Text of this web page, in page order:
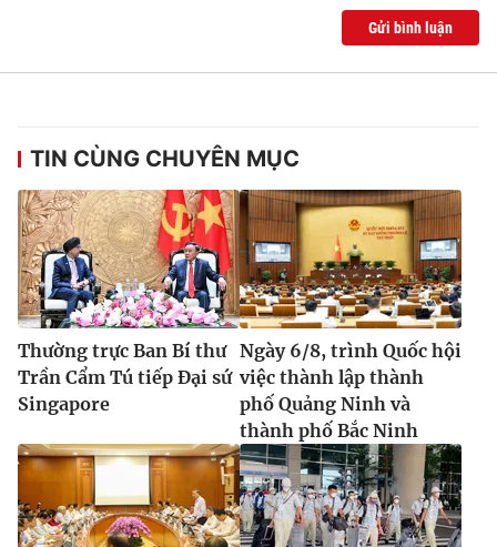
Gửi bình luận
TIN CÙNG CHUYÊN MỤC
Thường trực Ban Bí thư
Trần Cẩm Tú tiếp Đại sứ
Singapore
Ngày 6/8, trình Quốc hội
việc thành lập thành
phố Quảng Ninh và
thành phố Bắc Ninh